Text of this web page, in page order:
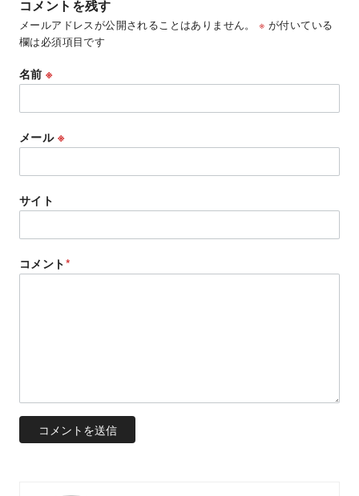
コメントを残す
メールアドレスが公開されることはありません。 ※ が付いている
欄は必須項目です
名前※
メール ※
サイト
コメント*